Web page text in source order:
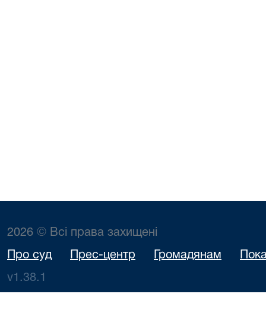
2026 © Всі права захищені
Про суд Прес-центр Громадянам
v1.38.1